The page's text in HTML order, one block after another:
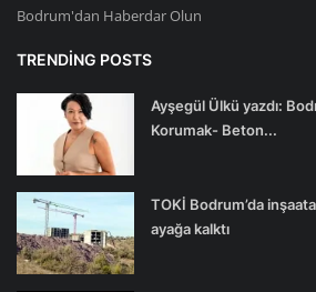
Bodrum'dan Haberdar Olun
TRENDING POSTS
Ayşegül Ülkü yazdı:
Korumak- Beton...
TOKİ Bodrum’da
ayağa kalktı